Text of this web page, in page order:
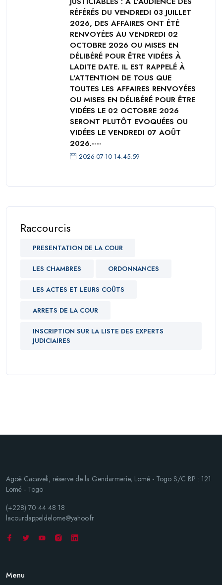
RÉFÉRÉS DU VENDREDI 03 JUILLET
2026, DES AFFAIRES ONT ÉTÉ
RENVOYÉES AU VENDREDI 02
OCTOBRE 2026 OU MISES EN
DÉLIBÉRÉ POUR ÊTRE VIDÉES À
LADITE DATE. IL EST RAPPELÉ À
L'ATTENTION DE TOUS QUE
TOUTES LES AFFAIRES RENVOYÉES
OU MISES EN DÉLIBÉRÉ POUR ÊTRE
VIDÉES LE 02 OCTOBRE 2026
SERONT PLUTÔT EVOQUÉES OU
VIDÉES LE VENDREDI 07 AOÛT
2026.----
2026-07-10 14:45:59
Raccourcis
PRESENTATION DE LA COUR
LES CHAMBRES ORDONNANCES
LES ACTES ET LEURS COÛTS
ARRETS DE LA COUR
INSCRIPTION SUR LA LISTE DES EXPERTS
JUDICIAIRES
Agoè Cacaveli, réserve de la Gendarmerie, Lomé - Togo S/C BP : 121
Lomé - Togo
(+228) 70 44 48 18
lacourdappeldelome@yahoo.fr
Menu